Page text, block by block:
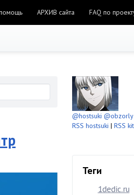
АРХИВ сайта FAQ по
@hostsuki @obzorly
RSS hostsuki | RSS
Теги
1dedic.ru